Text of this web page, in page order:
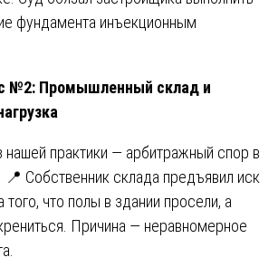
фундамента инъекционным
№2: Промышленный склад и
нашей практики — арбитражный спор в
📍 Собственник склада предъявил иск
того, что полы в здании просели, а
Причина — неравномерное